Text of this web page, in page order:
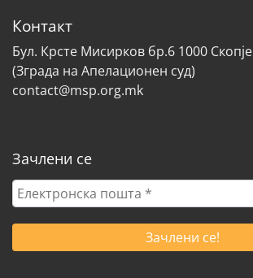
Контакт
Бул. Крсте Мисирков бр.6 1000 Скопје
(Зграда на Апелационен суд)
contact@msp.org.mk
Зачлени се
Електронска
пошта
*